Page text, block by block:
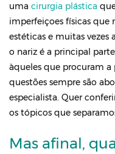
uma cirurgia plástica
imperfeiçoes físicas
estéticas e muitas vezes
o nariz é a principal
àqueles que procuram
questões sempre são
especialista. Quer
os tópicos que
Mas afinal,